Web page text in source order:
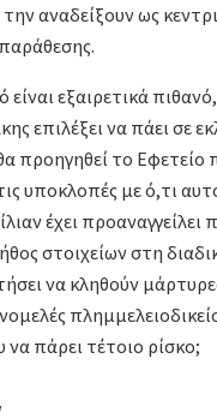
αναδείξουν ως
εξαιρετικά
επιλέξει να πάει σε
προηγηθεί το Εφετείο
υποκλοπές με ό,τι
έχει προαναγγείλει
στοιχείων στη
να κληθούν
πάρει τέτοιο ρίσκο;